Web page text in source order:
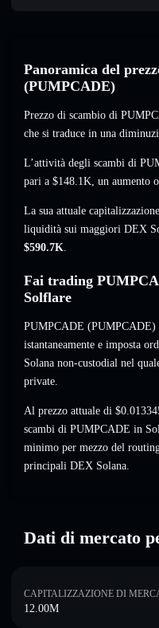
Panoramica del
(PUMPCADE)
Prezzo di scambio di
che si traduce in una
L’attività degli scambi di
pari a $148.1K, un aumento
La sua attuale
liquidità sui maggiori DEX
$590.7K.
Fai trading
Solflare
PUMPCADE (PUMPCADE)
istantaneamente e imposta
Solana non-custodial nel
private.
Al prezzo attuale di
scambi di PUMPCADE in
minimo per mezzo del
principali DEX Solana.
Dati di mercato
CAPITALIZZAZIONE DI
12.00M